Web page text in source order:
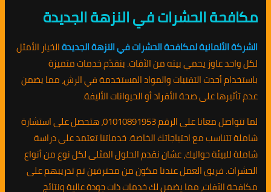
مكافحة الحشرات في النزهة الجديدة
الشركة الألمانية لمكافحة الحشرات في النزهة الجديدةالخيار الأمثل
لكل واحد عاوز يحمي بيته من الآفات. بنقدّم خدمات متميزة
باستخدام أحدث التقنيات والمواد المستخدمة في الرش، مما يضمن
عدم تأثيرها على صحة الأفراد أو الحيوانات الأليفة.
لما تتواصل معانا على الرقم 01010891953، هتحصل على استشارة
شاملة تتناسب مع احتياجاتك الخاصة. خدماتنا تعتمد على دراسة
شاملة للبيئة حواليك، عشان نقدم الحلول المثلى لكل نوع من أنواع
الحشرات. فريق العمل عندنا مكون من محترفين تم تدريبهم على
مكافحة الآفات، مما يضمن لك خدمات ذات جودة عالية ونتائج